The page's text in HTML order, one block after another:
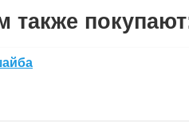
также